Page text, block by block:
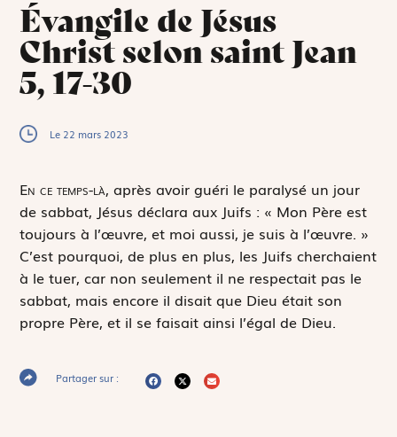
Évangile de Jésus
Christ selon saint Jean
5, 17-30
Le 22 mars 2023
En ce temps-là, après avoir guéri le paralysé un jour
de sabbat, Jésus déclara aux Juifs : « Mon Père est
toujours à l’œuvre, et moi aussi, je suis à l’œuvre. »
C’est pourquoi, de plus en plus, les Juifs cherchaient
à le tuer, car non seulement il ne respectait pas le
sabbat, mais encore il disait que Dieu était son
propre Père, et il se faisait ainsi l’égal de Dieu.
Partager sur :